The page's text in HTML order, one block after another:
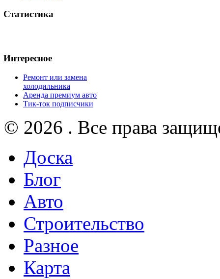
Статистика
Интересное
Ремонт или замена
холодильника
Аренда премиум авто
Тик-ток подписчики
© 2026 . Все права
Доска
Блог
Авто
Строительство
Разное
Карта